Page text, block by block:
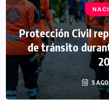
Protección Civil
de tránsito
5